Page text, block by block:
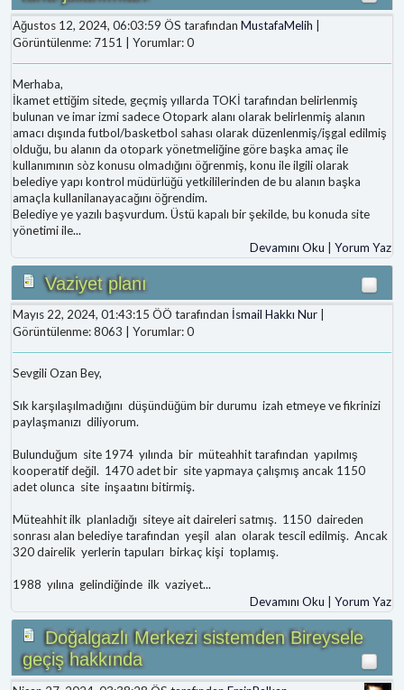
Ağustos 12, 2024, 06:03:59 ÖS tarafından MustafaMelih
Görüntülenme: 7151 | Yorumlar: 0
Merhaba,
İkamet ettiğim sitede, geçmiş yıllarda TOKİ tarafından belirlenmiş
bulunan ve imar izmi sadece Otopark alanı olarak belirlenmiş alanın
amacı dışında futbol/basketbol sahası olarak düzenlenmiş/işgal edilmiş
olduğu, bu alanın da otopark yönetmeliğine göre başka amaç ile
kullanımının sòz konusu olmadığını öğrenmiş, konu ile ilgili olarak
belediye yapı kontrol müdürlüğü yetkililerinden de bu alanın başka
amaçla kullanilanayacağını öğrendim.
Belediye ye yazılı başvurdum. Üstü kapalı bir şekilde, bu konuda site
yönetimi ile...
Devamını Oku
Yorum Yaz
Vaziyet planı
Mayıs 22, 2024, 01:43:15 ÖÖ tarafından İsmail Hakkı Nur
Görüntülenme: 8063 | Yorumlar: 0
Sevgili Ozan Bey,
Sık karşılaşılmadığını düşündüğüm bir durumu izah etmeye ve fikrinizi
paylaşmanızı diliyorum.
Bulunduğum site 1974 yılında bir müteahhit tarafından yapılmış
kooperatif değil. 1470 adet bir site yapmaya çalışmış ancak 1150
adet olunca site inşaatını bitirmiş.
Müteahhit ilk planladığı siteye ait daireleri satmış. 1150 daireden
sonrası alan belediye tarafından yeşil alan olarak tescil edilmiş. Ancak
320 dairelik yerlerin tapuları birkaç kişi toplamış.
1988 yılına gelindiğinde ilk vaziyet...
Devamını Oku
Yorum Yaz
Doğalgazlı Merkezi sistemden Bireysele
geçiş hakkında